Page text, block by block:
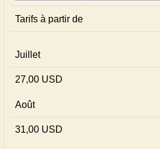
Tarifs à partir de
Juillet
27,00 USD
Août
31,00 USD